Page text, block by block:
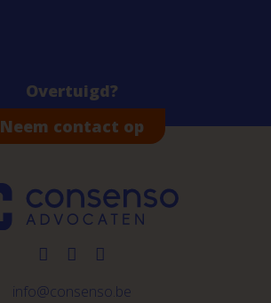
Overtuigd?
Neem contact op
info@consenso.be